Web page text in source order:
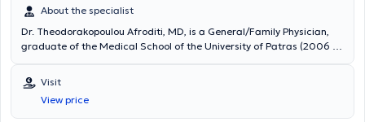
About the specialist
Dr. Theodorakopoulou Afroditi, MD, is a General/Family Physician,
graduate of the Medical School of the University of Patras (2006 –
and Therapeutics from Università di Camerino (2020 – 2022). She
possesses extensive professional experience in Primary Health Care,
having served as a General Medicine Resident at Kalamata Hospital
(2016 – 2020), as a Physician at the National Public Health
Visit
View price